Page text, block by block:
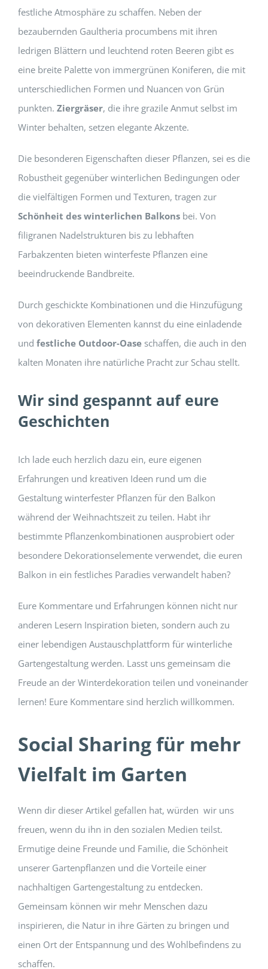
festliche Atmosphäre zu schaffen. Neben der
bezaubernden Gaultheria procumbens mit ihren
ledrigen Blättern und leuchtend roten Beeren gibt es
eine breite Palette von immergrünen Koniferen, die mit
unterschiedlichen Formen und Nuancen von Grün
punkten. Ziergräser, die ihre grazile Anmut selbst im
Winter behalten, setzen elegante Akzente.
Die besonderen Eigenschaften dieser Pflanzen, sei es die
Robustheit gegenüber winterlichen Bedingungen oder
die vielfältigen Formen und Texturen, tragen zur
Schönheit des winterlichen Balkonsbei. Von
filigranen Nadelstrukturen bis zu lebhaften
Farbakzenten bieten winterfeste Pflanzen eine
beeindruckende Bandbreite.
Durch geschickte Kombinationen und die Hinzufügung
von dekorativen Elementen kannst du eine einladende
und festliche Outdoor-Oaseschaffen, die auch in den
kalten Monaten ihre natürliche Pracht zur Schau stellt.
Wir sind gespannt auf eure
Geschichten
Ich lade euch herzlich dazu ein, eure eigenen
Erfahrungen und kreativen Ideen rund um die
Gestaltung winterfester Pflanzen für den Balkon
während der Weihnachtszeit zu teilen. Habt ihr
bestimmte Pflanzenkombinationen ausprobiert oder
besondere Dekorationselemente verwendet, die euren
Balkon in ein festliches Paradies verwandelt haben?
Eure Kommentare und Erfahrungen können nicht nur
anderen Lesern Inspiration bieten, sondern auch zu
einer lebendigen Austauschplattform für winterliche
Gartengestaltung werden. Lasst uns gemeinsam die
Freude an der Winterdekoration teilen und voneinander
lernen! Eure Kommentare sind herzlich willkommen.
Social Sharing für mehr
Vielfalt im Garten
Wenn dir dieser Artikel gefallen hat, würden wir uns
freuen, wenn du ihn in den sozialen Medien teilst.
Ermutige deine Freunde und Familie, die Schönheit
unserer Gartenpflanzen und die Vorteile einer
nachhaltigen Gartengestaltung zu entdecken.
Gemeinsam können wir mehr Menschen dazu
inspirieren, die Natur in ihre Gärten zu bringen und
einen Ort der Entspannung und des Wohlbefindens zu
schaffen.